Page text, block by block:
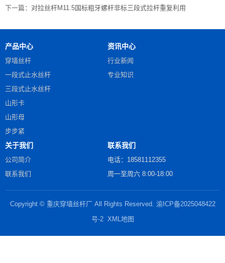
下一篇： 对拉丝杆M11.5国标粗牙螺杆非标三段式拉杆重复利用
产品中心
穿墙丝杆
一段式止水丝杆
三段式止水丝杆
山形卡
山形母
步步紧
资讯中心
行业新闻
专业知识
关于我们
公司简介
联系我们
联系我们
电话：18581112355
周一至周六 8:00-18:00
Copyright © 重庆穿墙丝杆厂 All Rights Reserved. 渝ICP备2025048422
号-2 XML地图